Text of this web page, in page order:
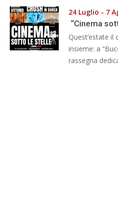
24 Luglio - 7
“Cinema
Quest’estate il
insieme: a
rassegna